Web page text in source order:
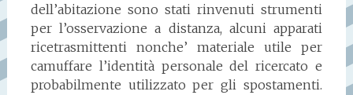
dell’abitazione sono stati rinvenuti strumenti
per l’osservazione a distanza, alcuni apparati
ricetrasmittenti nonche’ materiale utile per
camuffare l’identità personale del ricercato e
probabilmente utilizzato per gli spostamenti.